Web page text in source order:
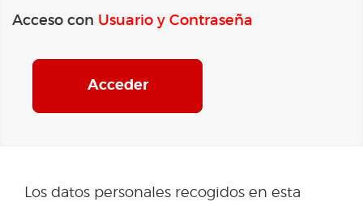
Acceso con Usuario y Contraseña
Acceder
Los datos personales recogidos en esta